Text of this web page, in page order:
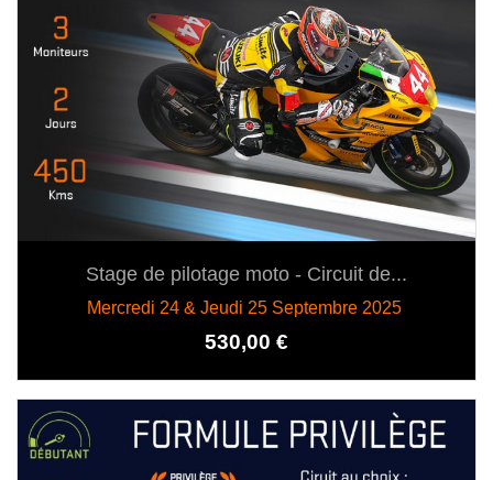
Stage de pilotage moto - Circuit de...
Mercredi 24 & Jeudi 25 Septembre 2025
Prix
530,00 €